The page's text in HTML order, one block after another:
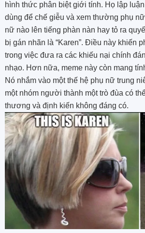
hình thức phân biệt giới tính. Họ lập
dùng để chế giễu và xem thường phụ
nữ nào lên tiếng phàn nàn hay tỏ ra
bị gán nhãn là “Karen”. Điều này khiến
trong việc đưa ra các khiếu nại chính
nhạo. Hơn nữa, meme này còn mang
Nó nhắm vào một thế hệ phụ nữ trung
một nhóm người thành một trò đùa có
thương và định kiến không đáng có.